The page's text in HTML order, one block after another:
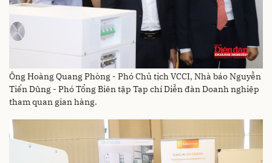
Ông Hoàng Quang Phòng - Phó Chủ tịch VCCI, Nhà báo Nguyễn
Tiến Dũng - Phó Tổng Biên tập Tạp chí Diễn đàn Doanh nghiệp
tham quan gian hàng.